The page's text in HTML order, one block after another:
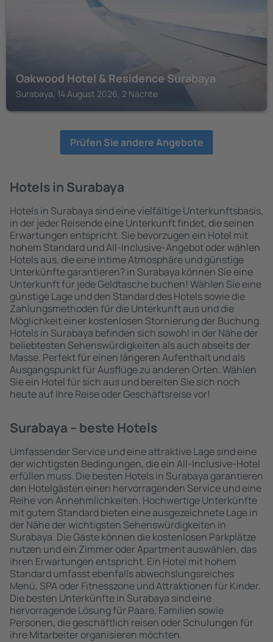
Oakwood Hotel & Residence Surabaya
Surabaya, 14 August 2026, 2 Nächte
Prüfen Sie andere Angebote
Hotels in Surabaya
Hotels in Surabaya sind eine vielfältige Unterkunftsbasis,
in der jeder Reisende eine Unterkunft findet, die seinen
Erwartungen entspricht. Sie bevorzugen ein Hotel mit
hohem Standard und All-Inclusive-Angebot oder wählen
Hotels aus, die eine intime Atmosphäre und günstige
Unterkünfte garantieren? in Surabaya können Sie eine
Unterkunft für jede Geldtasche buchen! Wählen Sie eine
günstige Lage und den Standard des Hotels sowie die
Zahlungsmethoden für die Unterkunft aus und die
Möglichkeit einer kostenlosen Stornierung der Buchung.
Hotels in Surabaya befinden sich sowohl in der Nähe der
beliebtesten Sehenswürdigkeiten als auch abseits der
Masse. Perfekt für einen längeren Aufenthalt und als
Ausgangspunkt für Ausflüge zu anderen Orten. Wählen
Sie ein Hotel für sich aus und bereiten Sie sich noch
heute auf Ihre Reise oder Geschäftsreise vor!
Surabaya – beste Hotels
Umfassender Service und eine attraktive Lage sind eine
der wichtigsten Bedingungen, die ein All-Inclusive-Hotel
erfüllen muss. Die besten Hotels in Surabaya garantieren
den Hotelgästen einen hervorragenden Service und eine
Reihe von Annehmlichkeiten. Hochwertige Unterkünfte
mit gutem Standard bieten eine ausgezeichnete Lage in
der Nähe der wichtigsten Sehenswürdigkeiten in
Surabaya. Die Gäste können die kostenlosen Parkplätze
nutzen und ein Zimmer oder Apartment auswählen, das
ihren Erwartungen entspricht. Ein Hotel mit hohem
Standard umfasst ebenfalls abwechslungsreiches
Menü, SPA oder Fitnesszone und Attraktionen für Kinder.
Die besten Unterkünfte in Surabaya sind eine
hervorragende Lösung für Paare, Familien sowie
Personen, die geschäftlich reisen oder Schulungen für
ihre Mitarbeiter organisieren möchten.